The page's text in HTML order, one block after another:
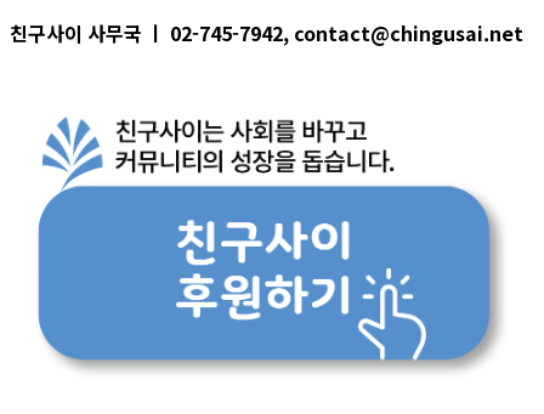
친구사이 사무국 ㅣ 02-745-7942, contact@chingusai.net